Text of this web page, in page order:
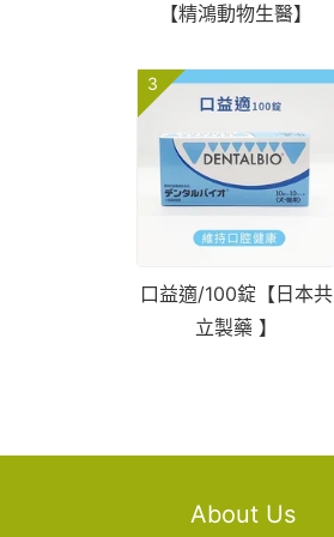
【精鴻動物生醫】
3
口益適/100錠【日本共
立製藥 】
About Us